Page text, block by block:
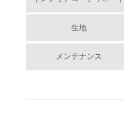
生地
メンテナンス